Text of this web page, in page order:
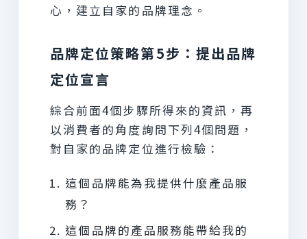
心，建立自家的品牌理念。
品牌定位策略第5步：提出品牌
定位宣言
綜合前面4個步驟所得來的資訊，再
以消費者的角度詢問下列4個問題，
對自家的品牌定位進行檢驗：
這個品牌能為我提供什麼產品服
務？
這個品牌的產品服務能帶給我的